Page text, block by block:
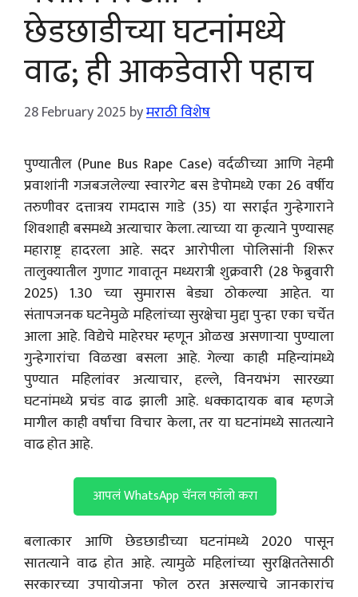
छेडछाडीच्या घटनांमध्ये
वाढ; ही आकडेवारी पहाच
28 February 2025 byमराठी विशेष
पुण्यातील (Pune Bus Rape Case) वर्दळीच्या आणि नेहमी
प्रवाशांनी गजबजलेल्या स्वारगेट बस डेपोमध्ये एका 26 वर्षीय
तरुणीवर दत्तात्रय रामदास गाडे (35) या सराईत गुन्हेगाराने
शिवशाही बसमध्ये अत्याचार केला. त्याच्या या कृत्याने पुण्यासह
महाराष्ट्र हादरला आहे. सदर आरोपीला पोलिसांनी शिरूर
तालुक्यातील गुणाट गावातून मध्यरात्री शुक्रवारी (28 फेब्रुवारी
2025) 1.30 च्या सुमारास बेड्या ठोकल्या आहेत. या
संतापजनक घटनेमुळे महिलांच्या सुरक्षेचा मुद्दा पुन्हा एका चर्चेत
आला आहे. विद्येचे माहेरघर म्हणून ओळख असणाऱ्या पुण्याला
गुन्हेगारांचा विळखा बसला आहे. गेल्या काही महिन्यांमध्ये
पुण्यात महिलांवर अत्याचार, हल्ले, विनयभंग सारख्या
घटनांमध्ये प्रचंड वाढ झाली आहे. धक्कादायक बाब म्हणजे
मागील काही वर्षांचा विचार केला, तर या घटनांमध्ये सातत्याने
वाढ होत आहे.
आपलं WhatsApp चॅनल फॉलो करा
बलात्कार आणि छेडछाडीच्या घटनांमध्ये 2020 पासून
सातत्याने वाढ होत आहे. त्यामुळे महिलांच्या सुरक्षिततेसाठी
सरकारच्या उपायोजना फोल ठरत असल्याचे जानकारांच